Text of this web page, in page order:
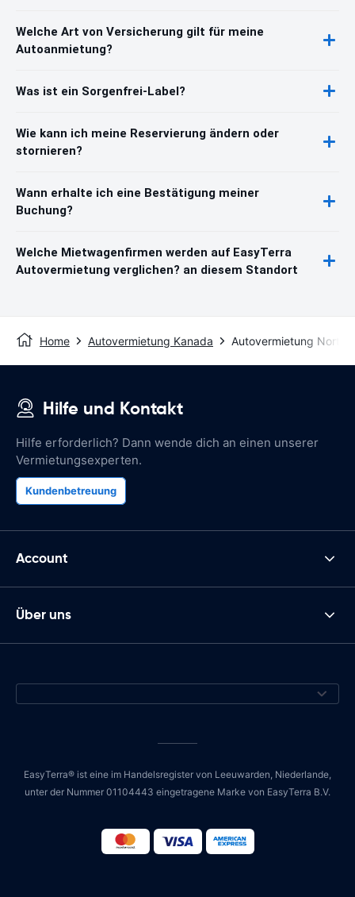
Welche Art von Versicherung gilt für meine
Autoanmietung?
Was ist ein Sorgenfrei-Label?
Wie kann ich meine Reservierung ändern oder
stornieren?
Wann erhalte ich eine Bestätigung meiner
Buchung?
Welche Mietwagenfirmen werden auf EasyTerra
Autovermietung verglichen? an diesem Standort
Home Autovermietung Kanada Autovermietung North
Hilfe und Kontakt
Hilfe erforderlich? Dann wende dich an einen unserer
Vermietungsexperten.
Kundenbetreuung
Account
Über uns
EasyTerra® ist eine im Handelsregister von Leeuwarden, Niederlande,
unter der Nummer 01104443 eingetragene Marke von EasyTerra B.V.